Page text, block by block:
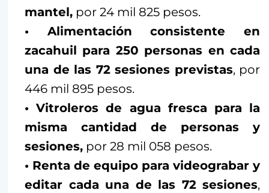
mantel, por 24 mil 825 pesos.
• Alimentación consistente en
zacahuil para 250 personas en cada
una de las 72 sesiones previstas, por
446 mil 895 pesos.
• Vitroleros de agua fresca para la
misma cantidad de personas y
sesiones, por 28 mil 058 pesos.
• Renta de equipo para videograbar y
editar cada una de las 72 sesiones,